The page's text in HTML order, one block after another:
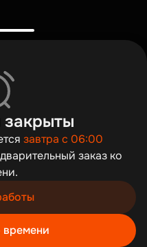
работы сайта. Для
вы принимаете
завтра с 06:00
заказ ко
времени